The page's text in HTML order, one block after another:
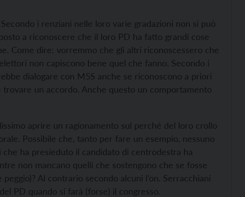
i renziani nelle loro varie gradazioni non si può
a riconoscere che il loro PD ha fatto grandi cose
Come dire: vorremmo che gli altri riconoscessero che
non capiscono bene quel che fanno. Secondo i
dialogare con M5S anche se riconoscono a priori
un accordo. Anche questo un comportamento
aprire un ragionamento sul perché del loro crollo
Possibile che, tanto per fare un esempio, nessuno
ha presieduto il candidato di centrodestra ha
non mancano quelli che sostengono che se fosse
Al contrario secondo alcuni l’on. Serracchiani
PD quando si farà (forse) il congresso.